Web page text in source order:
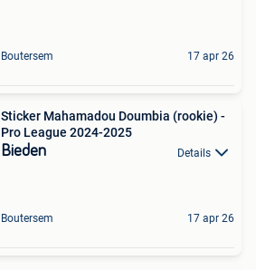
Boutersem 17 apr 26
Sticker Mahamadou Doumbia (rookie) -
Pro League 2024-2025
Bieden Details
Boutersem 17 apr 26